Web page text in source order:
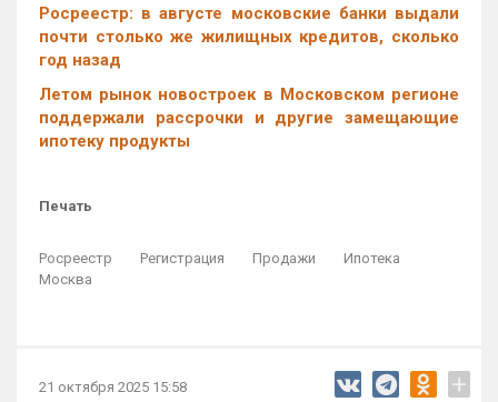
Росреестр: в августе московские банки выдали
почти столько же жилищных кредитов, сколько
год назад
Летом рынок новостроек в Московском регионе
поддержали рассрочки и другие замещающие
ипотеку продукты
Печать
Росреестр Регистрация Продажи
Ипотека
Москва
21 октября 2025 15:58 +